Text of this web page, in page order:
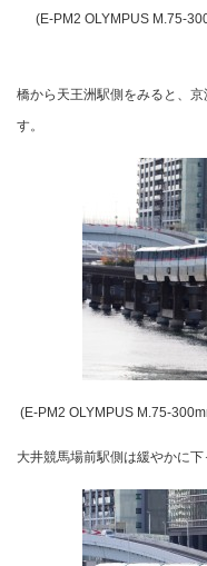
(E-PM2 OLYMPUS M.75-
橋から天王洲駅側をみると、
す。
(E-PM2 OLYMPUS M.75-
大井競馬場前駅側は緩やかに下